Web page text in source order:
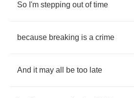
So I'm stepping out of time
because breaking is a crime
And it may all be too late